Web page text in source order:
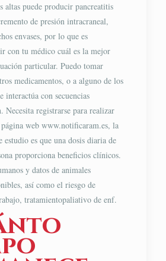
altas puede producir pancreatitis
de presión intracraneal,
envases, por lo que es
con tu médico cuál es la mejor
particular. Puedo tomar
medicamentos, o a alguno de los
interactúa con secuencias
Necesita registrarse para realizar
web www.notificaram.es, la
estudio es que una dosis diaria de
proporciona beneficios clínicos.
y datos de animales
así como el riesgo de
tratamientopaliativo de enf.